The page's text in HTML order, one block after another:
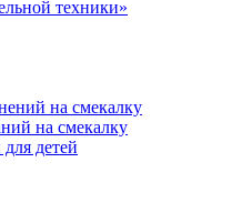
техники»
на смекалку
на смекалку
детей